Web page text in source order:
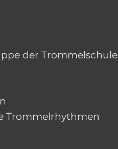
der Trommelschule
Trommelrhythmen